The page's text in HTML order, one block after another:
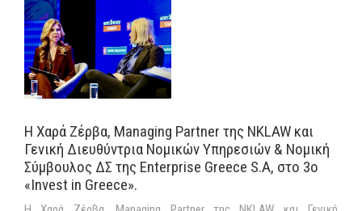
Η Χαρά Ζέρβα, Managing Partner της NKLAW και
Γενική Διευθύντρια Νομικών Υπηρεσιών & Νομική
Σύμβουλος ΔΣ της Enterprise Greece S.A, στο 3ο
«Invest in Greece».